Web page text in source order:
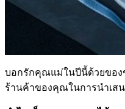
บอกรักคุณแม่ในปีนี้ด้วยของ
ร้านค้าของคุณในการนำเส